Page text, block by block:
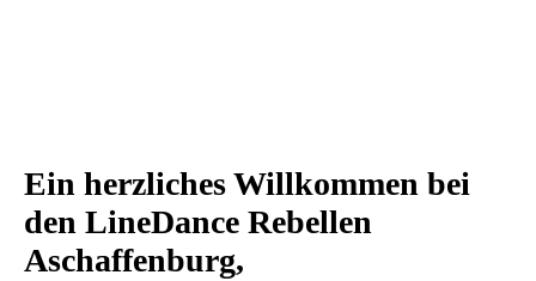
Ein herzliches Willkommen bei
den LineDance Rebellen
Aschaffenburg,